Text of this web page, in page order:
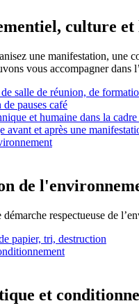
culture
une manifestation, une
vous accompagner dans
salle de réunion, de
pauses café
et humaine dans la
avant et après une
de
démarche respectueuse de
papier, tri, destruction
et